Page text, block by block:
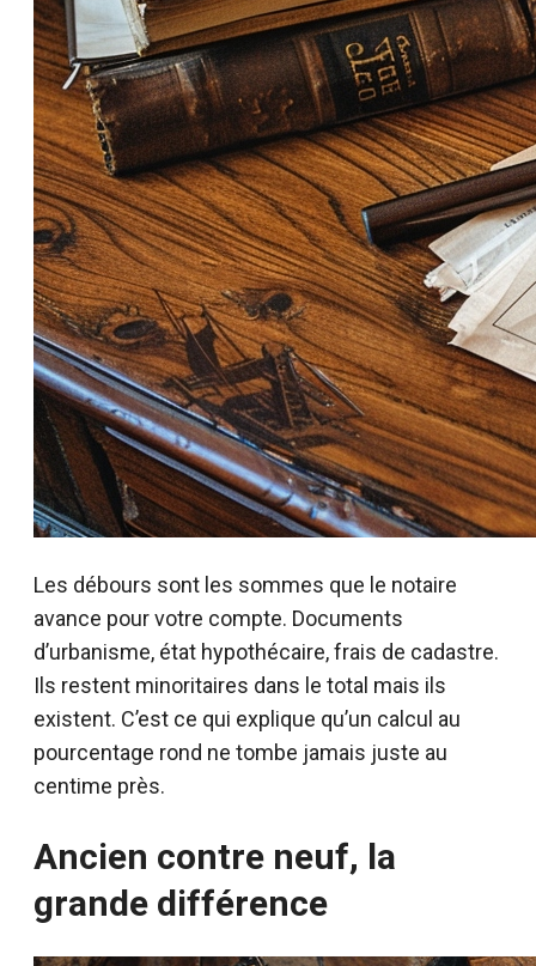
Les débours sont les sommes que le notaire
avance pour votre compte. Documents
d’urbanisme, état hypothécaire, frais de cadastre.
Ils restent minoritaires dans le total mais ils
existent. C’est ce qui explique qu’un calcul au
pourcentage rond ne tombe jamais juste au
centime près.
Ancien contre neuf, la
grande différence